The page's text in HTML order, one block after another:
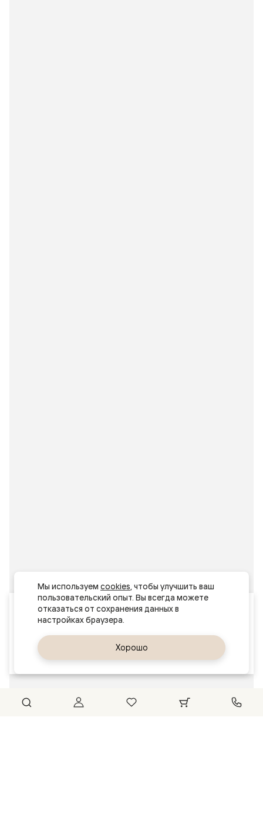
Ваш город
Мы используем cookies, чтобы улучшить ваш
пользовательский опыт. Вы всегда можете
отказаться от сохранения данных в
Хорошо